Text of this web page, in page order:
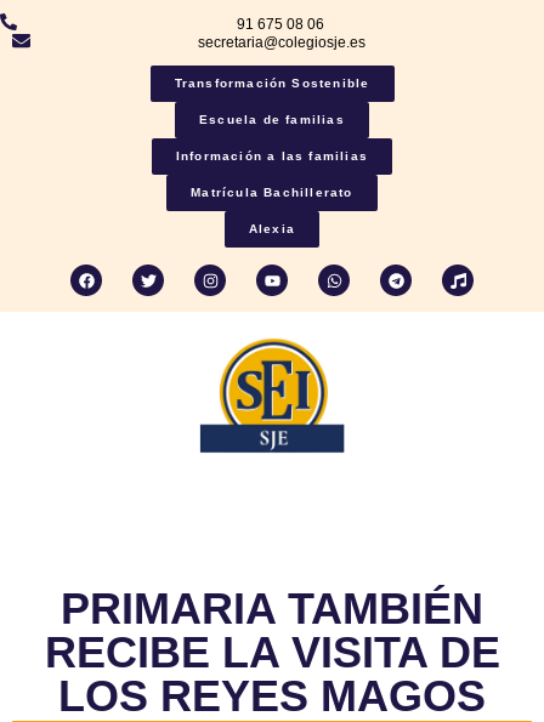
91 675 08 06
secretaria@colegiosje.es
Transformación Sostenible
Escuela de familias
Información a las familias
Matrícula Bachillerato
Alexia
PRIMARIA TAMBIÉN
RECIBE LA VISITA DE
LOS REYES MAGOS